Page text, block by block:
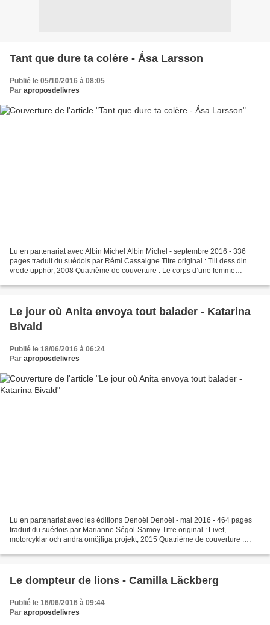
Tant que dure ta colère - Ǻsa Larsson
Publié le 05/10/2016 à 08:05
Par aproposdelivres
Lu en partenariat avec Albin Michel Albin Michel - septembre 2016 - 336
pages traduit du suédois par Rémi Cassaigne Titre original : Till dess din
vrede upphör, 2008 Quatrième de couverture : Le corps d’une femme
Le jour où Anita envoya tout balader - Katarina
Bivald
Publié le 18/06/2016 à 06:24
Par aproposdelivres
Lu en partenariat avec les éditions Denoël Denoël - mai 2016 - 464 pages
traduit du suédois par Marianne Ségol-Samoy Titre original : Livet,
motorcyklar och andra omöjliga projekt, 2015 Quatrième de couverture :
Le dompteur de lions - Camilla Läckberg
Publié le 16/06/2016 à 09:44
Par aproposdelivres